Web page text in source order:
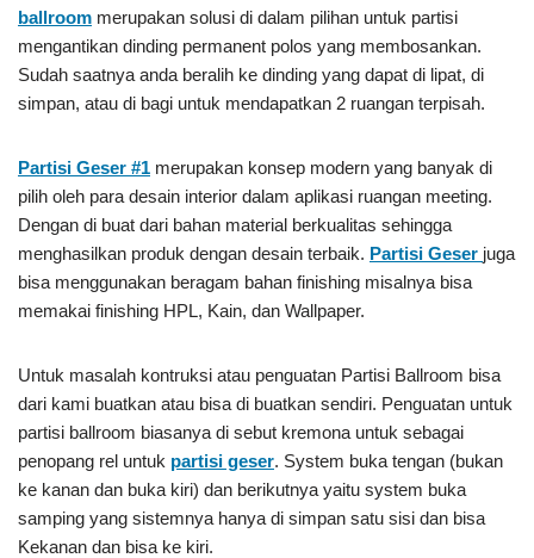
ballroom merupakan solusi di dalam pilihan untuk partisi
mengantikan dinding permanent polos yang membosankan.
Sudah saatnya anda beralih ke dinding yang dapat di lipat, di
simpan, atau di bagi untuk mendapatkan 2 ruangan terpisah.
Partisi Geser #1 merupakan konsep modern yang banyak di
pilih oleh para desain interior dalam aplikasi ruangan meeting.
Dengan di buat dari bahan material berkualitas sehingga
menghasilkan produk dengan desain terbaik. Partisi Geser juga
bisa menggunakan beragam bahan finishing misalnya bisa
memakai finishing HPL, Kain, dan Wallpaper.
Untuk masalah kontruksi atau penguatan Partisi Ballroom bisa
dari kami buatkan atau bisa di buatkan sendiri. Penguatan untuk
partisi ballroom biasanya di sebut kremona untuk sebagai
penopang rel untuk partisi geser. System buka tengan (bukan
ke kanan dan buka kiri) dan berikutnya yaitu system buka
samping yang sistemnya hanya di simpan satu sisi dan bisa
Kekanan dan bisa ke kiri.